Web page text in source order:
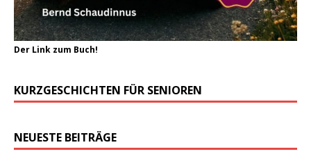
Der Link zum Buch!
KURZGESCHICHTEN FÜR SENIOREN
NEUESTE BEITRÄGE